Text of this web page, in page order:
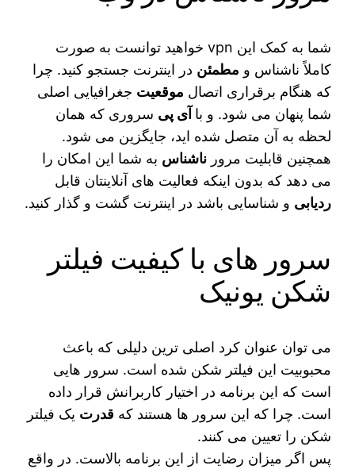
شما به کمک این vpn خواهید توانست به صورت
کاملاً ناشناس و مطمئن در اینترنت جستجو کنید. چرا
که هنگام برقراری اتصال موقعیت جغرافیایی اصلی
شما پنهان می شود. و با آی پی سروری که همان
لحظه به آن متصل شده اید، جایگزین می شود.
همچنین قابلیت مرورناشناس به شما این امکان را
می‌ دهد که بدون اینکه فعالیت‌ های آنلاینتان قابل
ردیابی و شناسایی باشد در اینترنت گشت و گذار کنید.
سرور های با کیفیت فیلتر
شکن یونیک
می‌ توان عنوان کرد اصلی‌ ترین دلیلی که باعث
محبوبیت این فیلتر شکن شده است. سرور هایی
است که این برنامه در اختیار کاربرانش قرار داده
است. چرا که این سرور ها هستند که قدرت یک فیلتر
شکن را تعیین می کنند.
پس اگر میزان رضایت از این برنامه بالاست. در واقع